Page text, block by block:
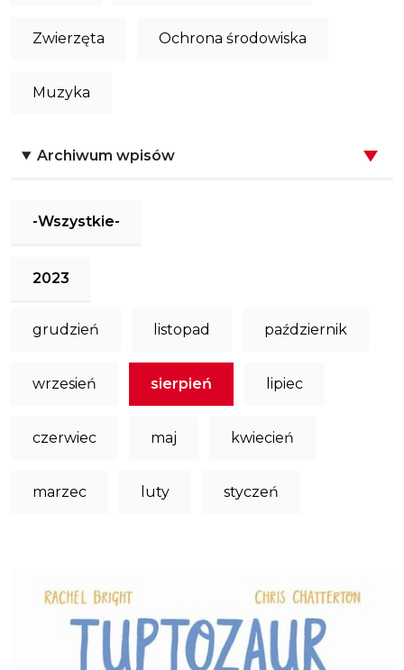
Zwierzęta Ochrona środowiska
Muzyka
Archiwum wpisów
-Wszystkie-
2023
grudzień listopad październik
wrzesień sierpień lipiec
czerwiec maj kwiecień
marzec luty styczeń